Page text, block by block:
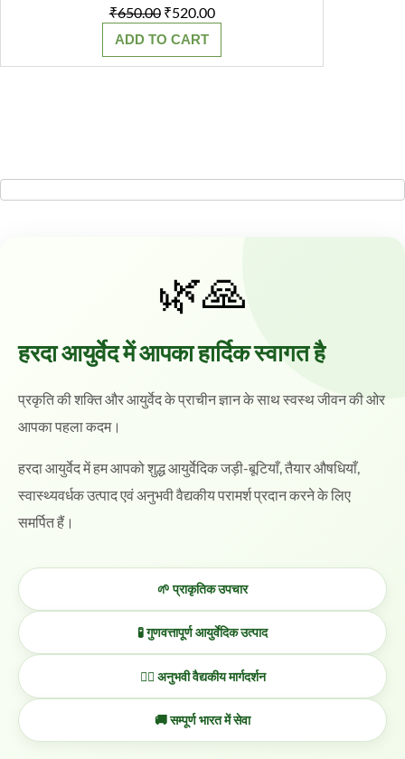
₹650.00 Original
price
was:
₹650.00.
₹520.00Current
price
₹520.00.
ADD TO CART
🌿🙏
हरदा आयुर्वेद में आपका हार्दिक स्वागत है
प्रकृति की शक्ति और आयुर्वेद के प्राचीन ज्ञान के साथ स्वस्थ जीवन की ओर
आपका पहला कदम।
हरदा आयुर्वेद में हम आपको शुद्ध आयुर्वेदिक जड़ी-बूटियाँ, तैयार औषधियाँ,
स्वास्थ्यवर्धक उत्पाद एवं अनुभवी वैद्यकीय परामर्श प्रदान करने के लिए
समर्पित हैं।
🌱 प्राकृतिक उपचार
🧪 गुणवत्तापूर्ण आयुर्वेदिक उत्पाद
👨‍⚕️ अनुभवी वैद्यकीय मार्गदर्शन
🚚 सम्पूर्ण भारत में सेवा